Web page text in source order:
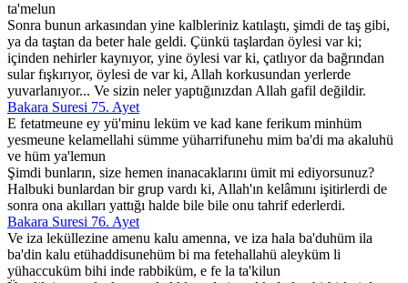
ta'melun
Sonra bunun arkasından yine kalbleriniz katılaştı, şimdi de taş gibi,
ya da taştan da beter hale geldi. Çünkü taşlardan öylesi var ki;
içinden nehirler kaynıyor, yine öylesi var ki, çatlıyor da bağrından
sular fışkırıyor, öylesi de var ki, Allah korkusundan yerlerde
yuvarlanıyor... Ve sizin neler yaptığınızdan Allah gafil değildir.
Bakara Suresi 75. Ayet
E fetatmeune ey yü'minu leküm ve kad kane ferikum minhüm
yesmeune kelamellahi sümme yüharrifunehu mim ba'di ma akaluhü
ve hüm ya'lemun
Şimdi bunların, size hemen inanacaklarını ümit mi ediyorsunuz?
Halbuki bunlardan bir grup vardı ki, Allah'ın kelâmını işitirlerdi de
sonra ona akılları yattığı halde bile bile onu tahrif ederlerdi.
Bakara Suresi 76. Ayet
Ve iza leküllezine amenu kalu amenna, ve iza hala ba'duhüm ila
ba'din kalu etühaddisunehüm bi ma fetehallahü aleyküm li
yühaccuküm bihi inde rabbiküm, e fe la ta'kilun